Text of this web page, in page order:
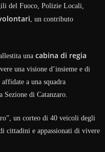
del Fuoco, Polizie Locali,
, un contributo
una cabina di regia
una visione d’insieme e di
a una squadra
Sezione di Catanzaro.
un corteo di 40 veicoli degli
cittadini e appassionati di vivere